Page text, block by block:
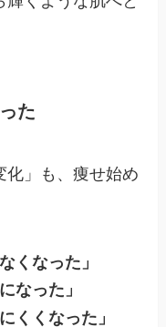
た
化」も、痩せ始め
くなった」
なった」
くくなった」